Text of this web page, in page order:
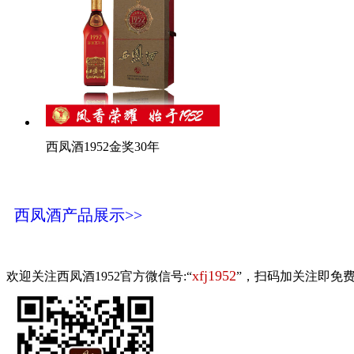
西凤酒1952金奖30年
西凤酒产品展示>>
欢迎关注西凤酒1952官方微信号:“xfj1952”，扫码加关注即免